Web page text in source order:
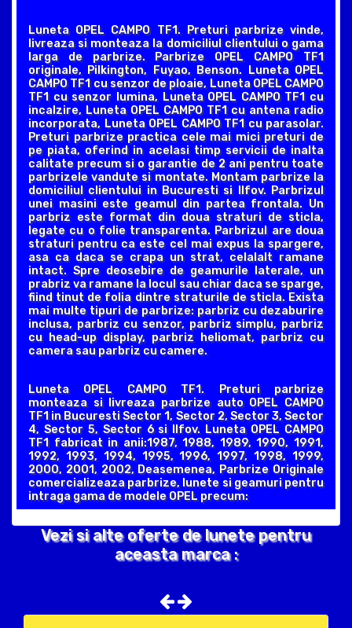
Luneta OPEL CAMPO TF1. Preturi parbrize vinde,
livreaza si monteaza la domiciliul clientului o gama
larga de parbrize. Parbrize OPEL CAMPO TF1
originale, Pilkington, Fuyao, Benson. Luneta OPEL
CAMPO TF1 cu senzor de ploaie, Luneta OPEL CAMPO
TF1 cu senzor lumina, Luneta OPEL CAMPO TF1 cu
incalzire, Luneta OPEL CAMPO TF1 cu antena radio
incorporata, Luneta OPEL CAMPO TF1 cu parasolar.
Preturi parbrize practica cele mai mici preturi de
pe piata, oferind in acelasi timp servicii de inalta
calitate precum si o garantie de 2 ani pentru toate
parbrizele vandute si montate. Montam parbrize la
domiciliul clientului in Bucuresti si Ilfov. Parbrizul
unei masini este geamul din partea frontala. Un
parbriz este format din doua straturi de sticla,
legate cu o folie transparenta. Parbrizul are doua
straturi pentru ca este cel mai expus la spargere,
asa ca daca se crapa un strat, celalalt ramane
intact. Spre deosebire de geamurile laterale, un
prabriz va ramane la locul sau chiar daca se sparge,
fiind tinut de folia dintre straturile de sticla. Exista
mai multe tipuri de parbrize: parbriz cu dezaburire
inclusa, parbriz cu senzor, parbriz simplu, parbriz
cu head-up display, parbriz heliomat, parbriz cu
camera sau parbriz cu camere.
Luneta OPEL CAMPO TF1. Preturi parbrize
monteaza si livreaza parbrize auto OPEL CAMPO
TF1 in Bucuresti Sector 1, Sector 2, Sector 3, Sector
4, Sector 5, Sector 6 si Ilfov. Luneta OPEL CAMPO
TF1 fabricat in anii:1987, 1988, 1989, 1990, 1991,
1992, 1993, 1994, 1995, 1996, 1997, 1998, 1999,
2000, 2001, 2002, Deasemenea, Parbrize Originale
comercializeaza parbrize, lunete si geamuri pentru
intraga gama de modele OPEL precum:
Vezi si alte oferte de lunete pentru
aceasta marca :